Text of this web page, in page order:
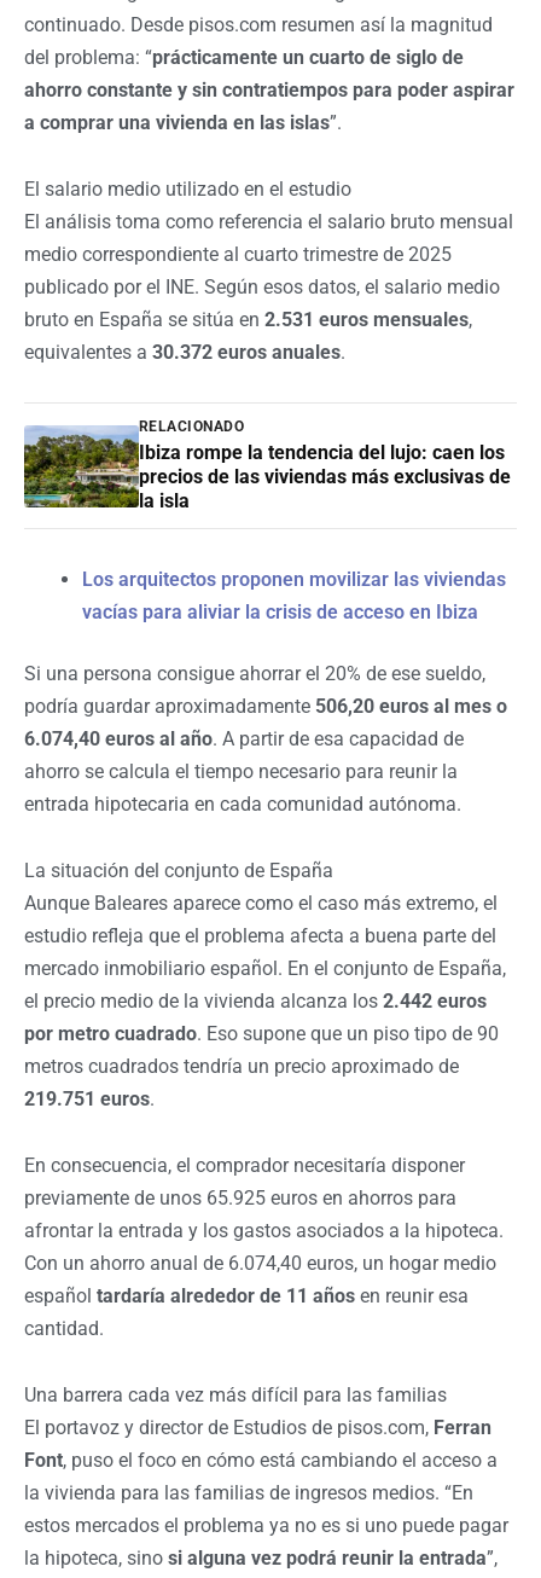
continuado. Desde pisos.com resumen así la magnitud
del problema: “prácticamente un cuarto de siglo de
ahorro constante y sin contratiempos para poder aspirar
a comprar una vivienda en las islas”.
El salario medio utilizado en el estudio
El análisis toma como referencia el salario bruto mensual
medio correspondiente al cuarto trimestre de 2025
publicado por el INE. Según esos datos, el salario medio
bruto en España se sitúa en 2.531 euros mensuales,
equivalentes a 30.372 euros anuales.
RELACIONADO
Ibiza rompe la tendencia del lujo: caen los
precios de las viviendas más exclusivas de
la isla
Los arquitectos proponen movilizar las viviendas
vacías para aliviar la crisis de acceso en Ibiza
Si una persona consigue ahorrar el 20% de ese sueldo,
podría guardar aproximadamente 506,20 euros al mes o
6.074,40 euros al año. A partir de esa capacidad de
ahorro se calcula el tiempo necesario para reunir la
entrada hipotecaria en cada comunidad autónoma.
La situación del conjunto de España
Aunque Baleares aparece como el caso más extremo, el
estudio refleja que el problema afecta a buena parte del
mercado inmobiliario español. En el conjunto de España,
el precio medio de la vivienda alcanza los 2.442 euros
por metro cuadrado. Eso supone que un piso tipo de 90
metros cuadrados tendría un precio aproximado de
219.751 euros.
En consecuencia, el comprador necesitaría disponer
previamente de unos 65.925 euros en ahorros para
afrontar la entrada y los gastos asociados a la hipoteca.
Con un ahorro anual de 6.074,40 euros, un hogar medio
español tardaría alrededor de 11 años en reunir esa
cantidad.
Una barrera cada vez más difícil para las familias
El portavoz y director de Estudios de pisos.com, Ferran
Font, puso el foco en cómo está cambiando el acceso a
la vivienda para las familias de ingresos medios. “En
estos mercados el problema ya no es si uno puede pagar
la hipoteca, sino si alguna vez podrá reunir la entrada”,